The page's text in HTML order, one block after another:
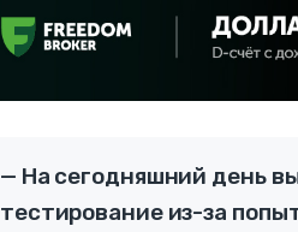
— На сегодняшний день
тестирование из-за